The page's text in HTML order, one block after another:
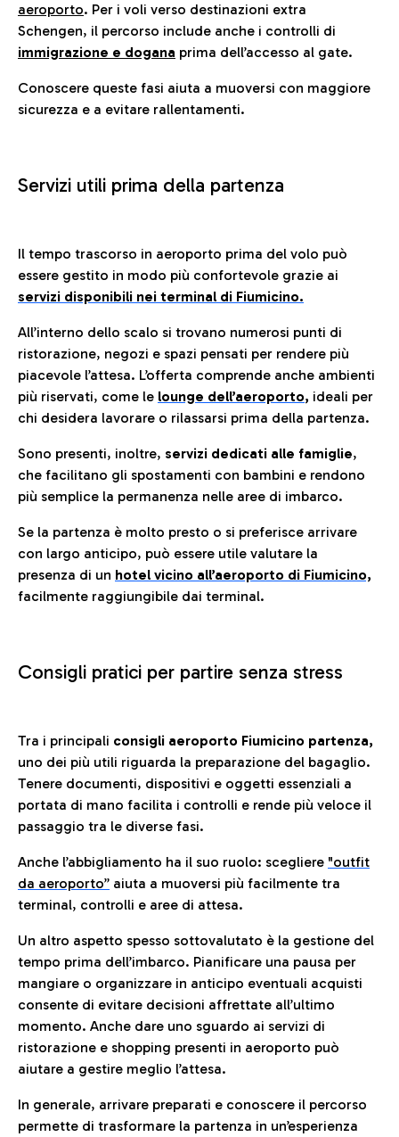
aeroporto. Per i voli verso destinazioni extra
Schengen, il percorso include anche i controlli di
immigrazione e dogana prima dell’accesso al gate.
Conoscere queste fasi aiuta a muoversi con maggiore
sicurezza e a evitare rallentamenti.
Servizi utili prima della partenza
Il tempo trascorso in aeroporto prima del volo può
essere gestito in modo più confortevole grazie ai
servizi disponibili nei terminal di Fiumicino.
All’interno dello scalo si trovano numerosi punti di
ristorazione, negozi e spazi pensati per rendere più
piacevole l’attesa. L’offerta comprende anche ambienti
più riservati, come le lounge dell’aeroporto, ideali per
chi desidera lavorare o rilassarsi prima della partenza.
Sono presenti, inoltre, servizi dedicati alle famiglie,
che facilitano gli spostamenti con bambini e rendono
più semplice la permanenza nelle aree di imbarco.
Se la partenza è molto presto o si preferisce arrivare
con largo anticipo, può essere utile valutare la
presenza di un hotel vicino all’aeroporto di Fiumicino,
facilmente raggiungibile dai terminal.
Consigli pratici per partire senza stress
Tra i principali consigli aeroporto Fiumicino partenza,
uno dei più utili riguarda la preparazione del bagaglio.
Tenere documenti, dispositivi e oggetti essenziali a
portata di mano facilita i controlli e rende più veloce il
passaggio tra le diverse fasi.
Anche l’abbigliamento ha il suo ruolo: scegliere "outfit
da aeroporto” aiuta a muoversi più facilmente tra
terminal, controlli e aree di attesa.
Un altro aspetto spesso sottovalutato è la gestione del
tempo prima dell’imbarco. Pianificare una pausa per
mangiare o organizzare in anticipo eventuali acquisti
consente di evitare decisioni affrettate all’ultimo
momento. Anche dare uno sguardo ai servizi di
ristorazione e shopping presenti in aeroporto può
aiutare a gestire meglio l’attesa.
In generale, arrivare preparati e conoscere il percorso
permette di trasformare la partenza in un’esperienza